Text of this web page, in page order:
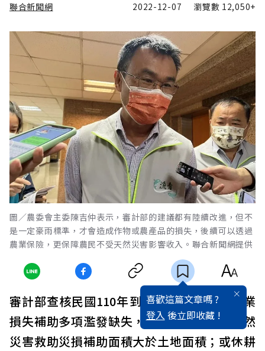
聯合新聞網 2022-12-07 瀏覽數 12,050+
圖／農委會主委陳吉仲表示，審計部的建議都有陸續改進，但不
是一定豪雨標準，才會造成作物或農產品的損失，後續可以透過
農業保險，更保障農民不受天然災害影響收入。聯合新聞網提供
喜歡這篇文章嗎 ?
登入 後立即收藏 !
審計部查核民國110年到111年6月農委會農業
損失補助多項濫發缺失，發現農委會核發天然
災害救助災損補助面積大於土地面積；或休耕